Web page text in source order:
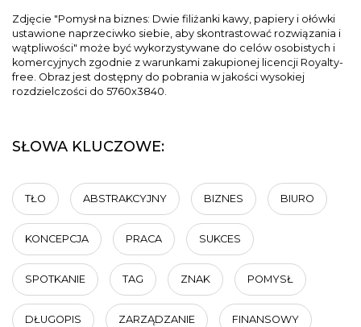
Zdjęcie "Pomysł na biznes: Dwie filiżanki kawy, papiery i ołówki
ustawione naprzeciwko siebie, aby skontrastować rozwiązania i
wątpliwości" może być wykorzystywane do celów osobistych i
komercyjnych zgodnie z warunkami zakupionej licencji Royalty-
free. Obraz jest dostępny do pobrania w jakości wysokiej
rozdzielczości do 5760x3840.
SŁOWA KLUCZOWE:
TŁO ABSTRAKCYJNY BIZNES BIURO
KONCEPCJA PRACA SUKCES
SPOTKANIE TAG ZNAK POMYSŁ
DŁUGOPIS ZARZĄDZANIE FINANSOWY